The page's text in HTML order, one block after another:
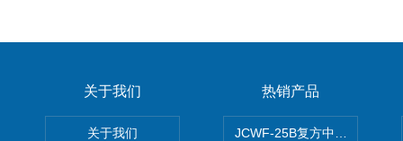
关于我们
关于我们
热销产品
JCWF-25B复方中药材超微粉